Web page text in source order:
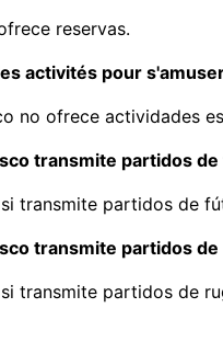
reservas.
activités pour
no ofrece actividades
transmite partidos
transmite partidos de
transmite partidos
transmite partidos de